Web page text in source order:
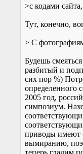
>с кодами
Тут, конечно,
> С
Будешь
разбитый и
сих пор %)
определенного
2005 год,
симпозиум.
приводы имеют
вымиранию,
теперь гладим